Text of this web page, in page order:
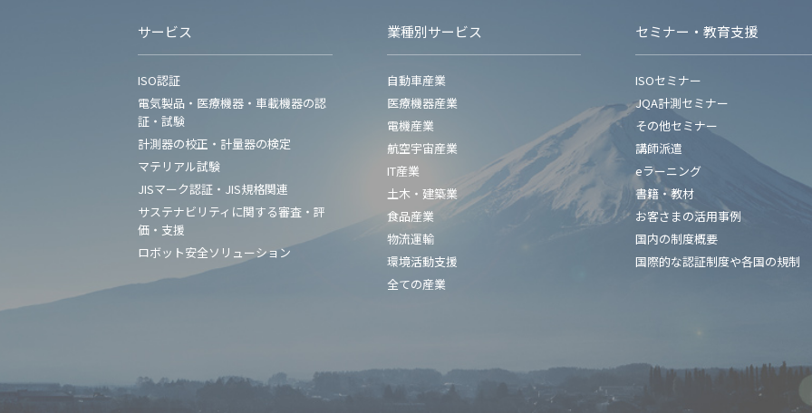
サービス
ISO認証
電気製品・医療機器・車載機器の認
証・試験
計測器の校正・計量器の検定
マテリアル試験
JISマーク認証・JIS規格関連
サステナビリティに関する審査・評
価・支援
ロボット安全ソリューション
業種別サービス
自動車産業
医療機器産業
電機産業
航空宇宙産業
IT産業
土木・建築業
食品産業
物流運輸
環境活動支援
全ての産業
セミナー・教育支援
ISOセミナー
JQA計測セミナー
その他セミナー
講師派遣
eラーニング
書籍・教材
お客さまの活用事例
国内の制度概要
国際的な認証制度や各国の規制